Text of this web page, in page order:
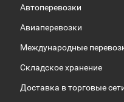
Автоперевозки
Авиаперевозки
Международные
Складское хранение
Доставка в торговые